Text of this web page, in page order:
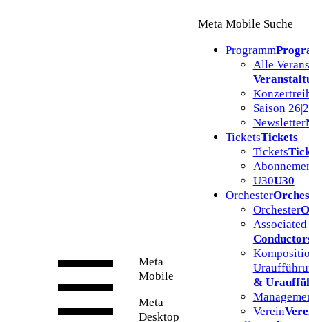
Meta
Mobile
Meta
Desktop
Meta Mobile Suche
Programm
Alle
Saison
Newsletter
TicketsTickets
Tickets
U30U30
Orchester
Orchester
&
Verein